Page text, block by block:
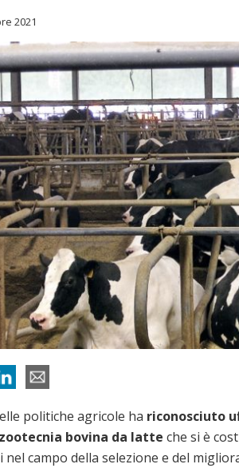
2021
politiche agricole ha riconosciuto
bovina da latte che si è
nel campo della selezione e del